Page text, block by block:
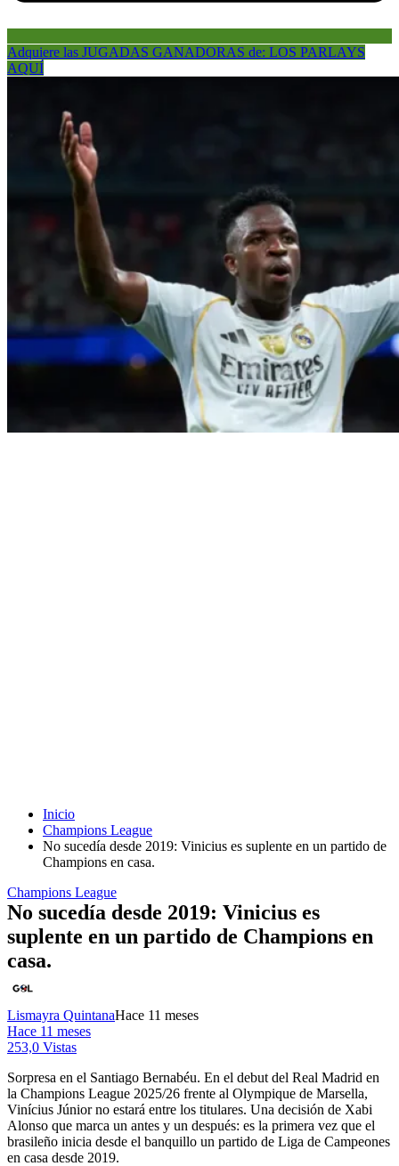
Adquiere las JUGADAS GANADORAS de: LOS PARLAYS
AQUÍ
Inicio
Champions League
No sucedía desde 2019: Vinicius es suplente en un partido de
Champions en casa.
Champions League
No sucedía desde 2019: Vinicius es
suplente en un partido de Champions en
casa.
Lismayra QuintanaHace 11 meses
Hace 11 meses
253,0 Vistas
Sorpresa en el Santiago Bernabéu. En el debut del Real Madrid en
la Champions League 2025/26 frente al Olympique de Marsella,
Vinícius Júnior no estará entre los titulares. Una decisión de Xabi
Alonso que marca un antes y un después: es la primera vez que el
brasileño inicia desde el banquillo un partido de Liga de Campeones
en casa desde 2019.